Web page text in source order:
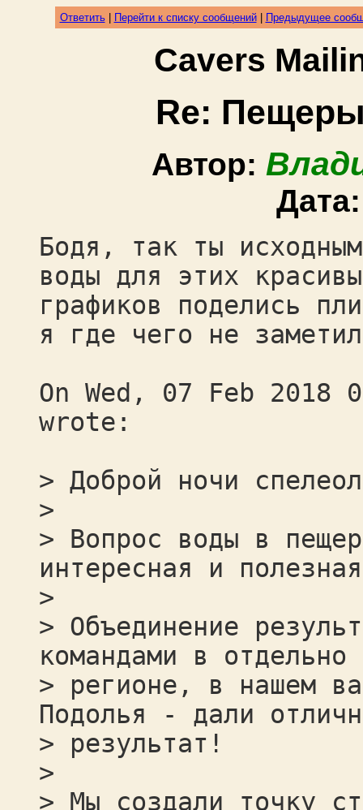
Ответить| Перейти к списку сообщений| Предыдущее
Cavers
Re:
Автор:
Бодя, так ты
воды для этих
графиков поделись
я где чего не
On Wed, 07 Feb 2018
wrote:
> Доброй ночи
>
> Вопрос воды в
интересная и
>
> Объединение
командами в отдельно
> регионе, в нашем
Подолья - дали
> результат!
>
> Мы создали точку